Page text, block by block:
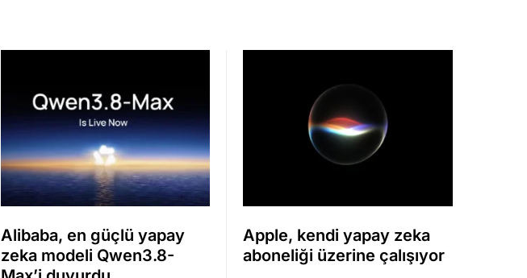
Alibaba, en güçlü yapay
zeka modeli Qwen3.8-
Apple, kendi yapay zeka
aboneliği üzerine çalışıyor